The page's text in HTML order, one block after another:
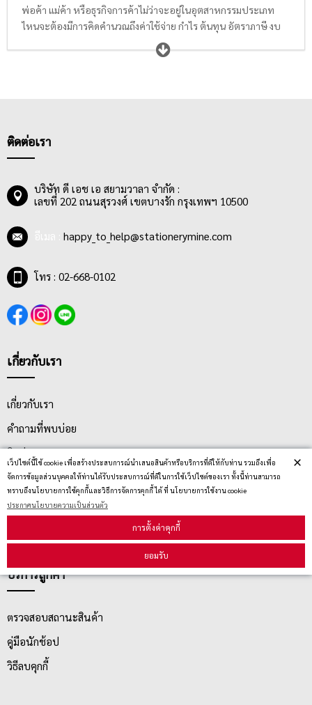
เว็ปไซต์นี้ใช้ cookie เพื่อสร้างประสบการณ์นำเสนอสินค้าหรือบริการที่ดีให้กับท่าน รวมถึงเพื่อ
จัดการข้อมูลส่วนบุคคลให้ท่านได้รับประสบการณ์ที่ดีในการใช้เว็ปไซต์ของเรา ทั้งนี้ท่านสามารถ
ทราบถึงนโยบายการใช้คุกกี้และวิธีการจัดการคุกกี้ ได้ ที่ นโยบายการใช้งาน cookie
ประกาศนโยบายความเป็นส่วนตัว
การตั้งค่าคุกกี้
ยอมรับ
×
พ่อค้า แม่ค้า หรือธุรกิจการค้าไม่ว่าจะอยู่ในอุตสาหกรรมประเภท
ไหนจะต้องมีการคิดคำนวณถึงค่าใช้จ่าย กำไร ต้นทุน อัตราภาษี งบ
ต่างๆ เป็นประจำ โดยการคำนวณตัวเลขต่างๆ หากต้องการความถูก
ต้อง แม่นยำ แน่นอนว่าการใช้เครื่องคิดเลข ถือเป็นสิ่งที่ช่วยตอบโจทย์
อาทิตย์และใส่ถ่าน 1.5 โวลด์ อีกทั้งมีหน้าจอที่สามารถปรับมุมตั้งได้ใน
ด้วย เพื่อความอำนวยความสะดวกในการใช้งานได้มากขึ้น อีกทั้ง
เครื่องคิดเลขส่วนใหญ่จะมีอายุการใช้งานที่ยาวนาน ตัวเครื่องแข็งแรง
ติดต่อเรา
บริษัท ดี เอช เอ สยามวาลา จำกัด :
เลขที่ 202 ถนนสุรวงศ์ เขตบางรัก กรุงเทพฯ 10500
happy_to_help@stationerymine.com
โทร : 02-668-0102
เกี่ยวกับเรา
เกี่ยวกับเรา
คำถามที่พบบ่อย
ติดต่อเรา
ประกาศนโยบายความเป็นส่วนตัว
นโยบายการจัดส่ง
นโยบายการเปลี่ยน/คืน สินค้า
บริการลูกค้า
ตรวจสอบสถานะสินค้า
คู่มือนักช้อป
วิธีลบคุกกี้